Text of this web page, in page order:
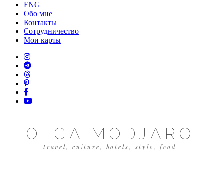
ENG
Обо мне
Контакты
Сотрудничество
Мои карты
OLGA MODJARO
travel, culture, hotels, style, food